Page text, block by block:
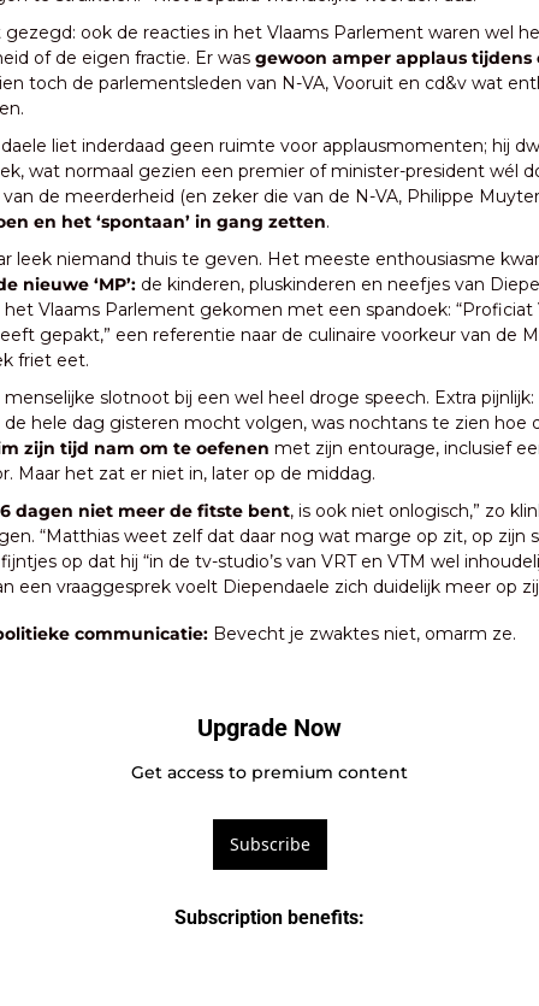
ook de reacties in het Vlaams Parlement waren wel
of de eigen fractie. Er was gewoon amper applaus tijdens
toch de parlementsleden van N-VA, Vooruit en cd&v wat
liet inderdaad geen ruimte voor applausmomenten; hij
wat normaal gezien een premier of minister-president wél
de meerderheid (en zeker die van de N-VA, Philippe
en het ‘spontaan’ in gang zetten.
leek niemand thuis te geven. Het meeste enthousiasme
nieuwe ‘MP’: de kinderen, pluskinderen en neefjes van
het Vlaams Parlement gekomen met een spandoek: “Proficiat
gepakt,” een referentie naar de culinaire voorkeur van de
friet eet.
slotnoot bij een wel heel droge speech. Extra
de hele dag gisteren mocht volgen, was nochtans te zien hoe
zijn tijd nam om te oefenen met zijn entourage, inclusief
Maar het zat er niet in, later op de middag.
dagen niet meer de fitste bent, is ook niet onlogisch,” zo
“Matthias weet zelf dat daar nog wat marge op zit, op zijn
op dat hij “in de tv-studio’s van VRT en VTM wel
een vraaggesprek voelt Diependaele zich duidelijk meer op
communicatie: Bevecht je zwaktes niet, omarm ze.
Upgrade Now
Get access to premium content
Subscribe
Subscription benefits: